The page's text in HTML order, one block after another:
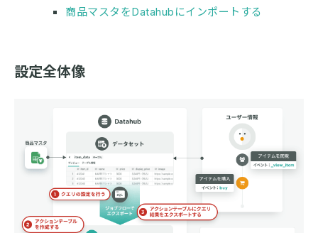
商品マスタをDatahubにインポートする
設定全体像